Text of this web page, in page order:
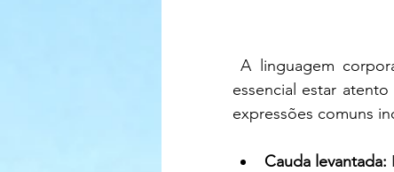
A linguagem
essencial estar
expressões comuns
Cauda levantada: